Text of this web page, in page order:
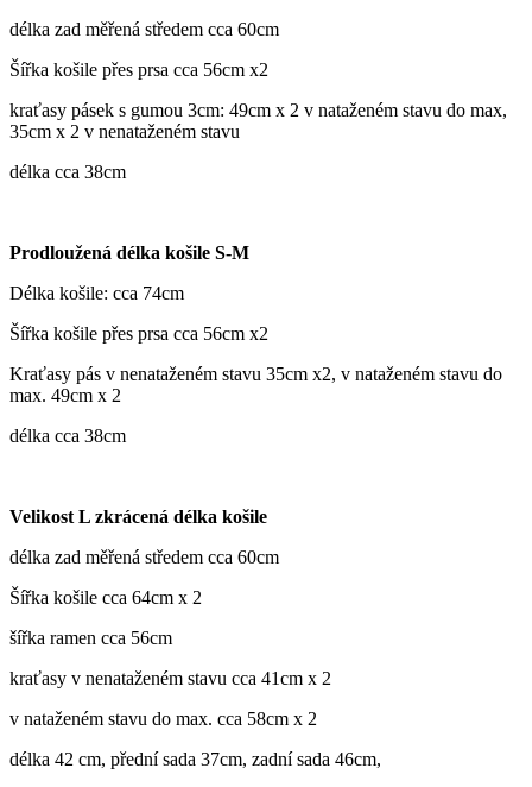
délka zad měřená středem cca 60cm
Šířka košile přes prsa cca 56cm x2
kraťasy pásek s gumou 3cm: 49cm x 2 v nataženém stavu do max,
35cm x 2 v nenataženém stavu
délka cca 38cm
Prodloužená délka košile S-M
Délka košile: cca 74cm
Šířka košile přes prsa cca 56cm x2
Kraťasy pás v nenataženém stavu 35cm x2, v nataženém stavu do
max. 49cm x 2
délka cca 38cm
Velikost L zkrácená délka košile
délka zad měřená středem cca 60cm
Šířka košile cca 64cm x 2
šířka ramen cca 56cm
kraťasy v nenataženém stavu cca 41cm x 2
v nataženém stavu do max. cca 58cm x 2
délka 42 cm, přední sada 37cm, zadní sada 46cm,